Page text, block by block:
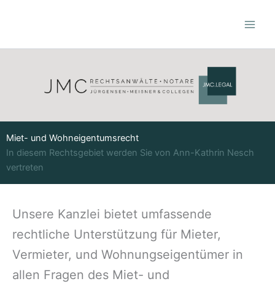
Miet- und Wohneigentumsrecht
In diesem Rechtsgebiet werden Sie von Ann-Kathrin Nesch
vertreten
Unsere Kanzlei bietet umfassende
rechtliche Unterstützung für Mieter,
Vermieter, und Wohnungseigentümer in
allen Fragen des Miet- und